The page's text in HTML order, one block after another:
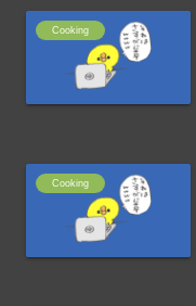
Cooking
Cooking